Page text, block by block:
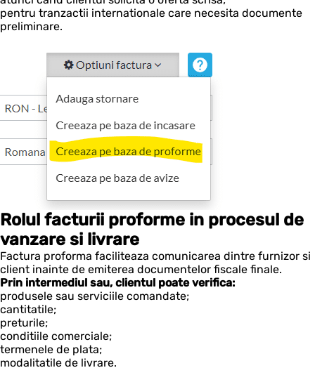
pentru tranzactii internationale care necesita documente
preliminare.
Rolul facturii proforme in procesul de
vanzare si livrare
Factura proforma faciliteaza comunicarea dintre furnizor si
client inainte de emiterea documentelor fiscale finale.
Prin intermediul sau, clientul poate verifica:
produsele sau serviciile comandate;
cantitatile;
preturile;
conditiile comerciale;
termenele de plata;
modalitatile de livrare.